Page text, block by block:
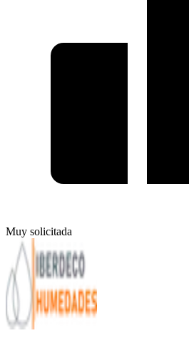
Muy solicitada